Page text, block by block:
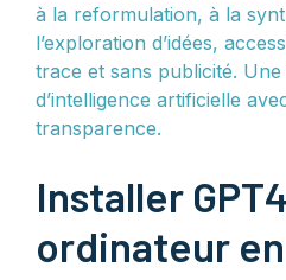
à la reformulation, à la
l’exploration d’idées,
trace et sans publicité.
d’intelligence artificielle
transparence.
Installer
ordinateur